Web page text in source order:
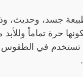
جسد، وحديث،
في الطقوس